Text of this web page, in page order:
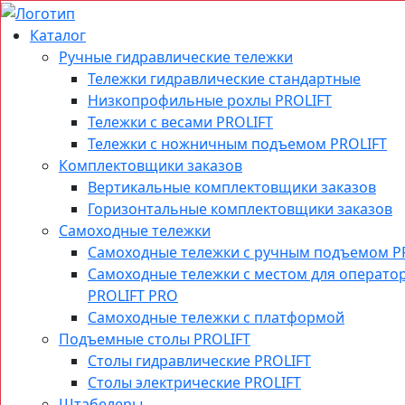
Каталог
Ручные гидравлические тележки
Тележки гидравлические стандартные
Низкопрофильные рохлы PROLIFT
Тележки с весами PROLIFT
Тележки с ножничным подъемом PROLIFT
Комплектовщики заказов
Вертикальные комплектовщики заказов
Горизонтальные комплектовщики заказов
Самоходные тележки
Самоходные тележки с ручным подъемом
Самоходные тележки с местом для
PROLIFT PRO
Самоходные тележки с платформой
Подъемные столы PROLIFT
Столы гидравлические PROLIFT
Столы электрические PROLIFT